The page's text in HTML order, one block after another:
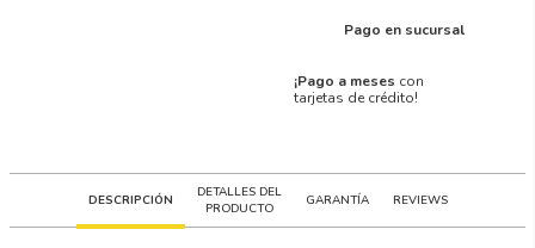
Pago en sucursal
¡Pago a meses con
tarjetas de crédito!
DESCRIPCIÓN
DETALLES DEL
PRODUCTO
GARANTÍA REVIEWS